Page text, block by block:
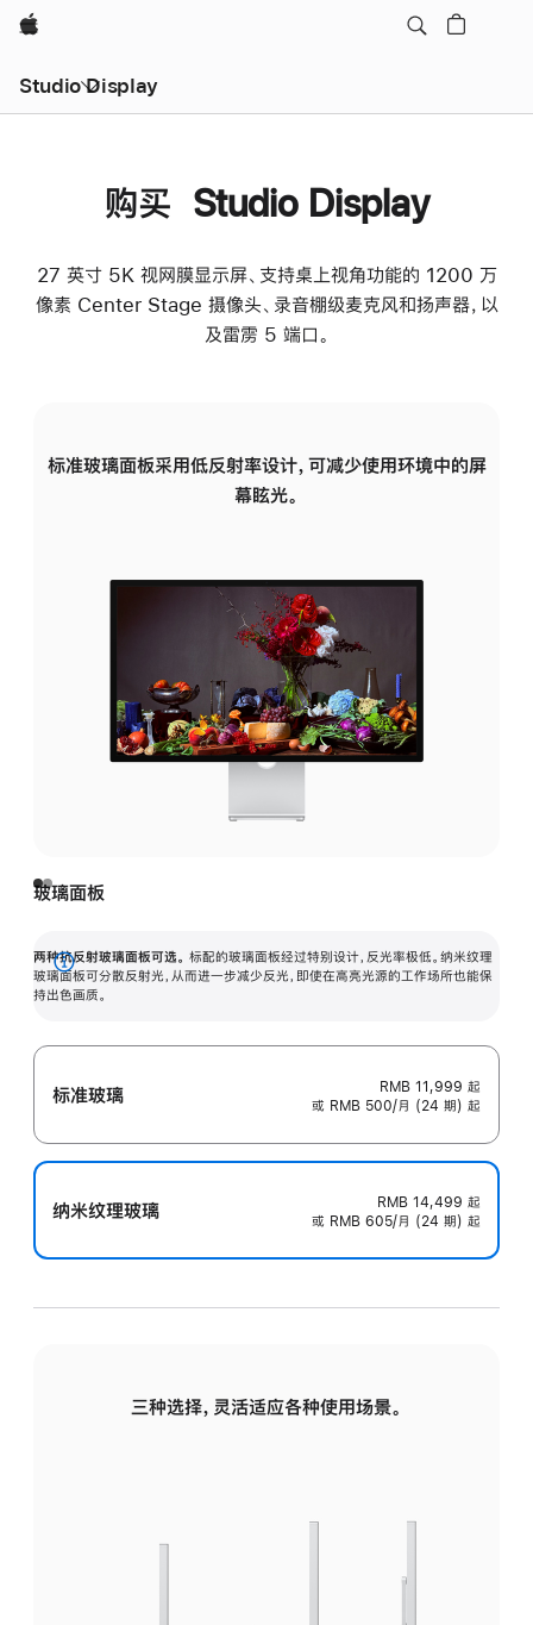
Apple
Studio Display
购买 Studio Display
27 英寸 5K 视网膜显示屏、支持桌上视角功能的 1200 万
像素 Center Stage 摄像头、录音棚级麦克风和扬声器，以
及雷雳 5 端口。
标准玻璃面板采用低反射率设计，可减少使用环境中的屏
幕眩光。
玻璃面板
两种抗反射玻璃面板可选。 标配的玻璃面板经过特别设计，反光率极低。纳米纹理
玻璃面板可分散反射光，从而进一步减少反光，即使在高亮光源的工作场所也能保
持出色画质。
展
开
标准玻璃 RMB 11,999 起
或 RMB 500/月 (24 期) 起
纳米纹理玻璃 RMB 14,499 起
或 RMB 605/月 (24 期) 起
三种选择，灵活适应各种使用场景。